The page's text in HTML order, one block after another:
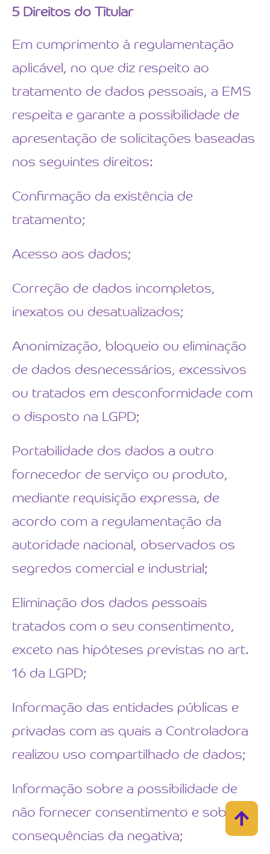
5Direitos do Titular
Em cumprimento à regulamentação
aplicável, no que diz respeito ao
tratamento de dados pessoais, a EMS
respeita e garante a possibilidade de
apresentação de solicitações baseadas
nos seguintes direitos:
Confirmação da existência de
tratamento;
Acesso aos dados;
Correção de dados incompletos,
inexatos ou desatualizados;
Anonimização, bloqueio ou eliminação
de dados desnecessários, excessivos
ou tratados em desconformidade com
o disposto na LGPD;
Portabilidade dos dados a outro
fornecedor de serviço ou produto,
mediante requisição expressa, de
acordo com a regulamentação da
autoridade nacional, observados os
segredos comercial e industrial;
Eliminação dos dados pessoais
tratados com o seu consentimento,
exceto nas hipóteses previstas no art.
16 da LGPD;
Informação das entidades públicas e
privadas com as quais a Controladora
realizou uso compartilhado de dados;
Informação sobre a possibilidade de
não fornecer consentimento e sobre as
consequências da negativa;